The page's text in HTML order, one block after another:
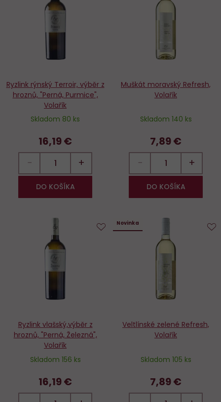
Ryzlink rýnský Terroir, výběr z
hroznů, "Perná, Purmice",
Volařík
Skladom 80 ks
16,19 €
− +
DO KOŠÍKA
Muškát moravský Refresh,
Volařík
Skladom 140 ks
7,89 €
− +
DO KOŠÍKA
Ryzlink vlašský,výběr z
hroznů, "Perná, Železná",
Volařík
Skladom 156 ks
16,19 €
Novinka
Veltlínské zelené Refresh,
Volařík
Skladom 105 ks
7,89 €